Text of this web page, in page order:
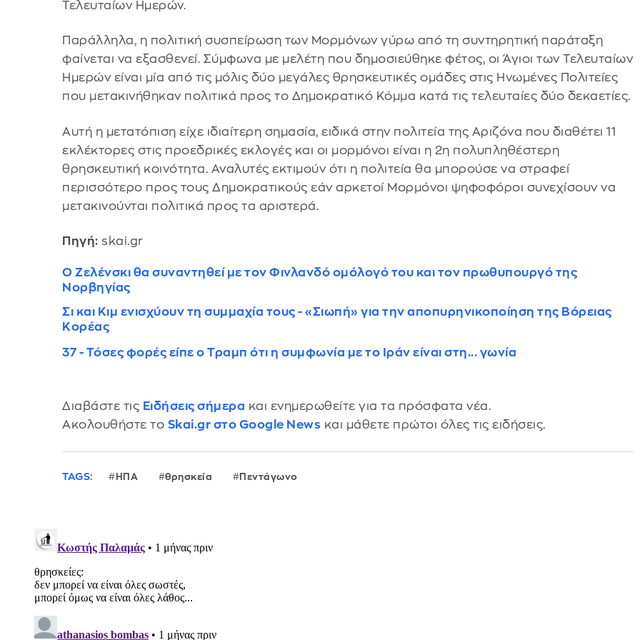
Τελευταίων Ημερών.
Παράλληλα, η πολιτική συσπείρωση των Μορμόνων γύρω από τη συντηρητική παράταξη
φαίνεται να εξασθενεί. Σύμφωνα με μελέτη που δημοσιεύθηκε φέτος, οι Άγιοι των Τελευταίων
Ημερών είναι μία από τις μόλις δύο μεγάλες θρησκευτικές ομάδες στις Ηνωμένες Πολιτείες
που μετακινήθηκαν πολιτικά προς το Δημοκρατικό Κόμμα κατά τις τελευταίες δύο δεκαετίες.
Αυτή η μετατόπιση είχε ιδιαίτερη σημασία, ειδικά στην πολιτεία της Αριζόνα που διαθέτει 11
εκλέκτορες στις προεδρικές εκλογές και οι μορμόνοι είναι η 2η πολυπληθέστερη
θρησκευτική κοινότητα. Αναλυτές εκτιμούν ότι η πολιτεία θα μπορούσε να στραφεί
περισσότερο προς τους Δημοκρατικούς εάν αρκετοί Μορμόνοι ψηφοφόροι συνεχίσουν να
μετακινούνται πολιτικά προς τα αριστερά.
Πηγή: skai.gr
Ο Ζελένσκι θα συναντηθεί με τον Φινλανδό ομόλογό του και τον πρωθυπουργό της
Νορβηγίας
Σι και Κιμ ενισχύουν τη συμμαχία τους - «Σιωπή» για την αποπυρηνικοποίηση της Βόρειας
Κορέας
37 - Τόσες φορές είπε ο Τραμπ ότι η συμφωνία με το Ιράν είναι στη... γωνία
Διαβάστε τις Ειδήσεις σήμερα και ενημερωθείτε για τα πρόσφατα νέα.
Ακολουθήστε το Skai.gr στο Google News και μάθετε πρώτοι όλες τις ειδήσεις.
TAGS: ΗΠΑ θρησκεία Πεντάγωνο